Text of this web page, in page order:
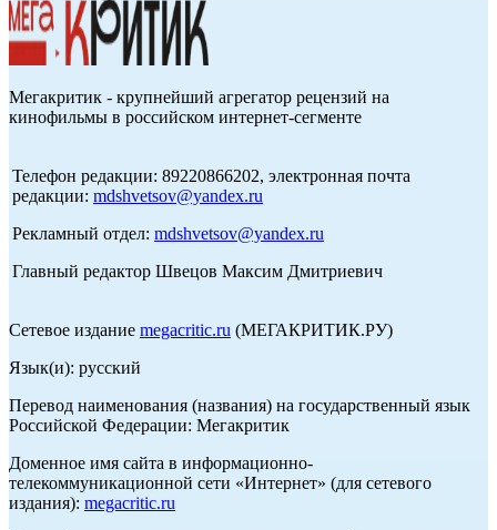
Мегакритик - крупнейший агрегатор рецензий на
кинофильмы в российском интернет-сегменте
Телефон редакции: 89220866202, электронная почта
редакции: mdshvetsov@yandex.ru
Рекламный отдел: mdshvetsov@yandex.ru
Главный редактор Швецов Максим Дмитриевич
Сетевое издание megacritic.ru (МЕГАКРИТИК.РУ)
Язык(и): русский
Перевод наименования (названия) на государственный язык
Российской Федерации: Мегакритик
Доменное имя сайта в информационно-
телекоммуникационной сети «Интернет» (для сетевого
издания): megacritic.ru